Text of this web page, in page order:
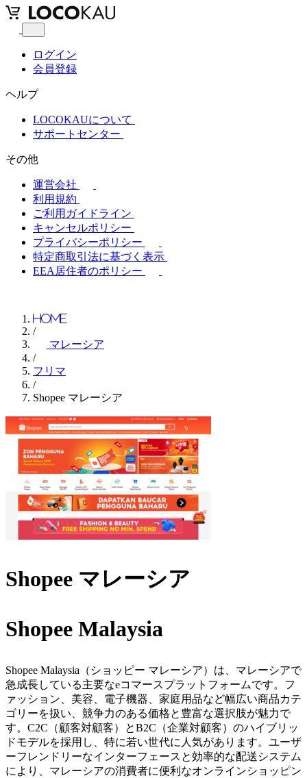
ログイン
会員登録
ヘルプ
LOCOKAUについて
サポートセンター
その他
運営会社
利用規約
ご利用ガイドライン
キャンセルポリシー
プライバシーポリシー
特定商取引法に基づく表示
EEA居住者のポリシー
Home
/
マレーシア
/
フリマ
/
Shopee マレーシア
Shopee マレーシア
Shopee Malaysia
Shopee Malaysia（ショッピー マレーシア）は、マレーシアで
急成長している主要なeコマースプラットフォームです。フ
ァッション、美容、電子機器、家庭用品など幅広い商品カテ
ゴリーを扱い、競争力のある価格と豊富な選択肢が魅力で
す。C2C（顧客対顧客）とB2C（企業対顧客）のハイブリッ
ドモデルを採用し、特に若い世代に人気があります。ユーザ
ーフレンドリーなインターフェースと効率的な配送システム
により、マレーシアの消費者に便利なオンラインショッピン